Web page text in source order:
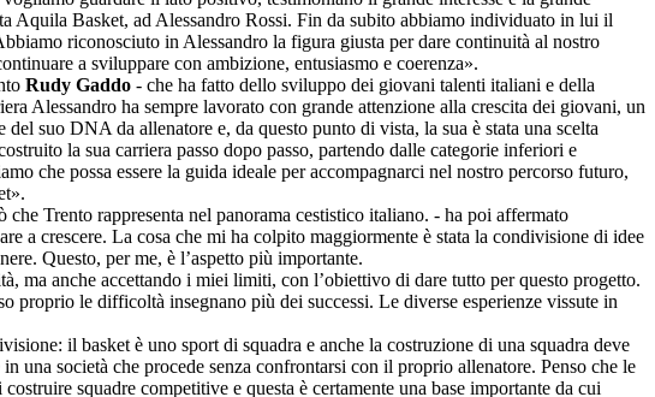
Aquila Basket, ad Alessandro Rossi. Fin da subito abbiamo individuato in lui il
riconosciuto in Alessandro la figura giusta per dare continuità al nostro
a sviluppare con ambizione, entusiasmo e coerenza».
Rudy Gaddo - che ha fatto dello sviluppo dei giovani talenti italiani e della
Alessandro ha sempre lavorato con grande attenzione alla crescita dei giovani, un
suo DNA da allenatore e, da questo punto di vista, la sua è stata una scelta
la sua carriera passo dopo passo, partendo dalle categorie inferiori e
che possa essere la guida ideale per accompagnarci nel nostro percorso futuro,
Trento rappresenta nel panorama cestistico italiano. - ha poi affermato
a crescere. La cosa che mi ha colpito maggiormente è stata la condivisione di idee
Questo, per me, è l’aspetto più importante.
ma anche accettando i miei limiti, con l’obiettivo di dare tutto per questo progetto.
proprio le difficoltà insegnano più dei successi. Le diverse esperienze vissute in
il basket è uno sport di squadra e anche la costruzione di una squadra deve
una società che procede senza confrontarsi con il proprio allenatore. Penso che le
squadre competitive e questa è certamente una base importante da cui